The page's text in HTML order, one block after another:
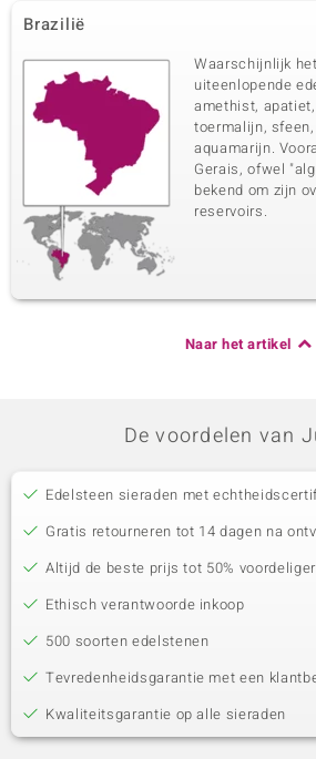
Brazilië
Waarschijnlijk
uiteenlopende
amethist,
toermalijn,
aquamarijn.
Gerais, ofwel
bekend om zijn
reservoirs.
Naar het artikel
De voordelen van
Edelsteen sieraden met
Gratis retourneren tot 14 dagen na
Altijd de beste prijs tot 50% voordeliger
Ethisch verantwoorde inkoop
500 soorten edelstenen
Tevredenheidsgarantie met een
Kwaliteitsgarantie op alle sieraden